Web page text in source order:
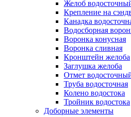
Желоб
Крепление на
Канадка
Водосборная
Воронка конусная
Воронка сливная
Кронштейн желоба
Заглушка желоба
Отмет
Труба водосточная
Колено водостока
Тройник водостока
Доборные элементы